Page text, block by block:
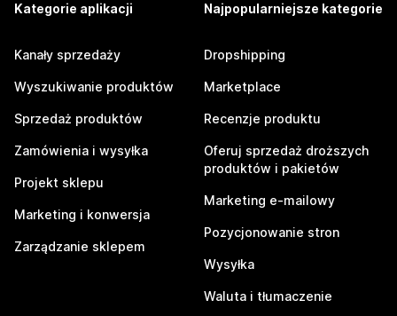
Kategorie aplikacji
Kanały sprzedaży
Wyszukiwanie produktów
Sprzedaż produktów
Zamówienia i wysyłka
Projekt sklepu
Marketing i konwersja
Zarządzanie sklepem
Najpopularniejsze kategorie
Dropshipping
Marketplace
Recenzje produktu
Oferuj sprzedaż droższych
produktów i pakietów
Marketing e-mailowy
Pozycjonowanie stron
Wysyłka
Waluta i tłumaczenie